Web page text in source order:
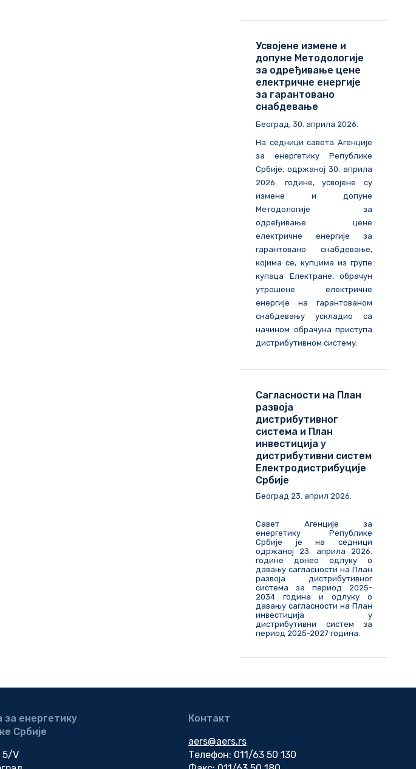
Усвојене измене и
допуне Методологије
за одређивање цене
електричне енергије
за гарантовано
снабдевање
Београд, 30. априла 2026.
На седници савета Агенције
за енергетику Републике
Србије, одржаној 30. априла
2026. године, усвојене су
измене и допуне
Методологије за
одређивање цене
електричне енергије за
гарантовано снабдевање,
којима се, купцима из групе
купаца Електране, обрачун
утрошене електричне
енергије на гарантованом
снабдевању ускладио са
начином обрачуна приступа
дистрибутивном систему.
Сагласности на План
развоја
дистрибутивног
система и План
инвестиција у
дистрибутивни систем
Електродистрибуције
Србије
Београд 23. април 2026.
Савет Агенције за
енергетику Републике
Србије је на седници
одржаној 23. априла 2026.
године донео одлуку о
давању сагласности на План
развоја дистрибутивног
система за период 2025-
2034 година и одлуку о
давању сагласности на План
инвестиција у
дистрибутивни систем за
период 2025-2027 година.
за енергетику
Србије
5/V
Контакт
aers@aers.rs
Телефон: 011/63 50 130